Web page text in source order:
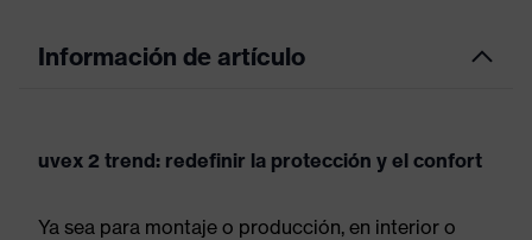
Información de artículo
uvex 2 trend: redefinir la protección y el confort
Ya sea para montaje o producción, en interior o